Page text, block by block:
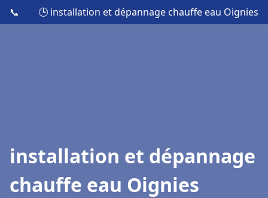
📞 🕒 installation et dépannage chauffe eau Oignies
installation et dépannage
chauffe eau Oignies